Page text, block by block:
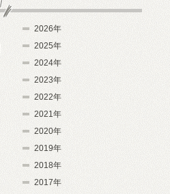
2026年
2025年
2024年
2023年
2022年
2021年
2020年
2019年
2018年
2017年